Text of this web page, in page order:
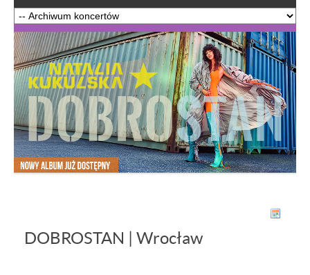
DOBROSTAN | Wrocław